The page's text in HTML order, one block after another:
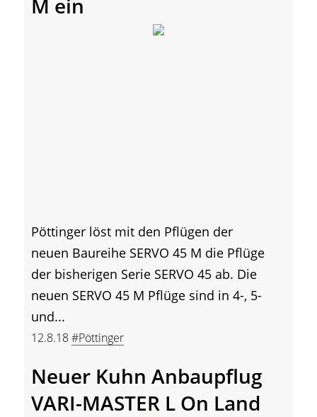
M ein
Pöttinger löst mit den Pflügen der
neuen Baureihe SERVO 45 M die Pflüge
der bisherigen Serie SERVO 45 ab. Die
neuen SERVO 45 M Pflüge sind in 4-, 5-
und...
12.8.18#Pöttinger
Neuer Kuhn Anbaupflug
VARI-MASTER L On Land